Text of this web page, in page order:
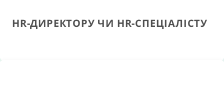
HR-ДИРЕКТОРУ ЧИ HR-СПЕЦІАЛІСТУ